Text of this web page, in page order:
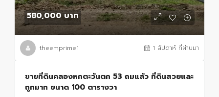
580,000 บาท
theemprime1 1 สัปดาห์ ที่ผ่านมา
ขายที่ดินคลองหกตะวันตก 53 ถมแล้ว ที่ดินสวยและ
ถูกมาก ขนาด 100 ตารางวา